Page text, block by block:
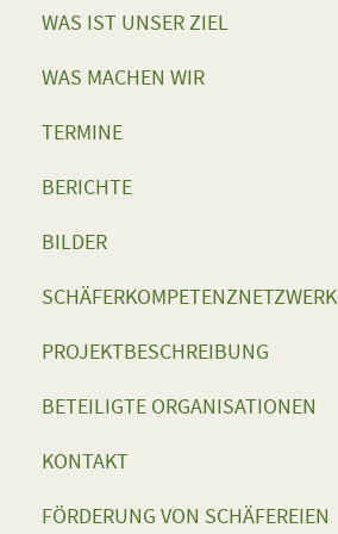
WAS IST UNSER ZIEL
WAS MACHEN WIR
TERMINE
BERICHTE
BILDER
SCHÄFERKOMPETENZNETZWERK
PROJEKTBESCHREIBUNG
BETEILIGTE ORGANISATIONEN
KONTAKT
FÖRDERUNG VON SCHÄFEREIEN